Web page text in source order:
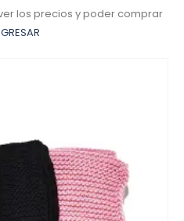
los precios y poder comprar